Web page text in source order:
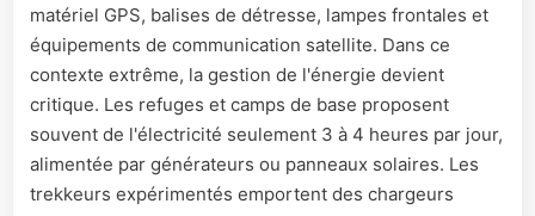
matériel GPS, balises de détresse, lampes frontales et
équipements de communication satellite. Dans ce
contexte extrême, la gestion de l'énergie devient
critique. Les refuges et camps de base proposent
souvent de l'électricité seulement 3 à 4 heures par jour,
alimentée par générateurs ou panneaux solaires. Les
trekkeurs expérimentés emportent des chargeurs